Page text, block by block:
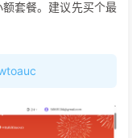
套餐。建议先买个最